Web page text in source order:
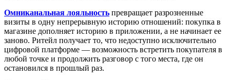
Омниканальная лояльность превращает разрозненные
визиты в одну непрерывную историю отношений: покупка в
магазине дополняет историю в приложении, а не начинает ее
заново. Ритейл получает то, что недоступно исключительно
цифровой платформе — возможность встретить покупателя в
любой точке и продолжить разговор с того места, где он
остановился в прошлый раз.